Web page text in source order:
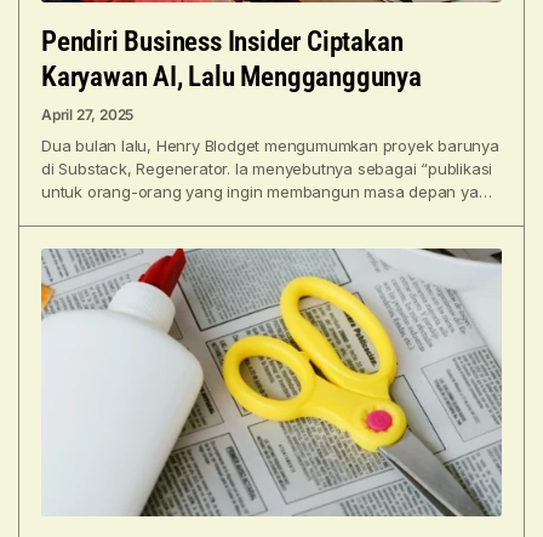
Pendiri Business Insider Ciptakan
Karyawan AI, Lalu Mengganggunya
April 27, 2025
Dua bulan lalu, Henry Blodget mengumumkan proyek barunya
di Substack, Regenerator. Ia menyebutnya sebagai “publikasi
untuk orang-orang yang ingin membangun masa depan yang